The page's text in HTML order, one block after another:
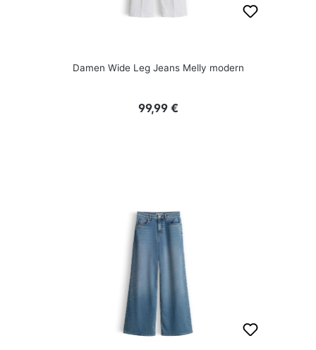
Damen Wide Leg Jeans Melly modern
Regulärer Preis:
99,99 €